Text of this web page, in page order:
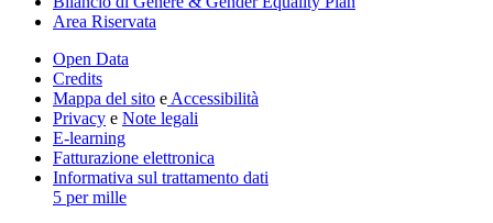
Area Riservata
Open Data
Credits
Mappa del sito e Accessibilità
Privacy e Note legali
E-learning
Fatturazione elettronica
Informativa sul trattamento dati
5 per mille